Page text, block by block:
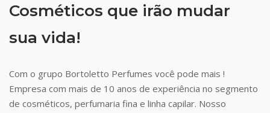
Cosméticos que irão mudar
sua vida!
Com o grupo Bortoletto Perfumes você pode mais !
Empresa com mais de 10 anos de experiência no segmento
de cosméticos, perfumaria fina e linha capilar. Nosso